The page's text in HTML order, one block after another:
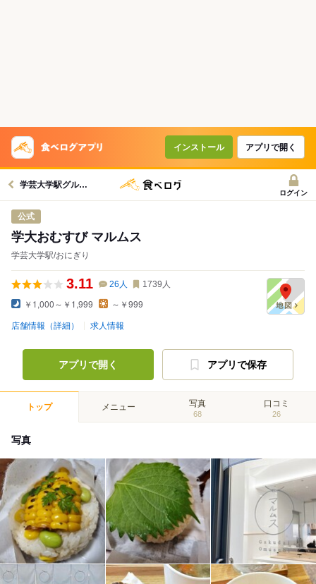
インストール アプリで開く
学芸大学駅グルメへ
ログイン
公式
学大おむすび マルムス
学芸大学駅/おにぎり
3.11 26 人 1739 人
￥1,000～￥1,999 ～￥999
店舗情報（詳細） 求人情報
アプリで開く アプリで保存
トップ メニュー 写真
68
口コミ
26
写真